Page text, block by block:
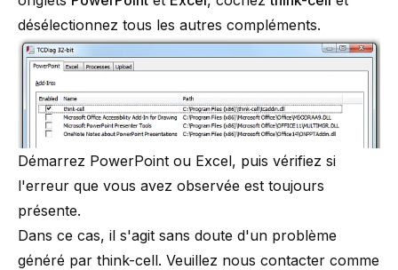
désélectionnez tous les autres compléments.
Démarrez PowerPoint ou Excel, puis vérifiez si
l'erreur que vous avez observée est toujours
présente.
Dans ce cas, il s'agit sans doute d'un problème
généré par think-cell. Veuillez nous contacter comme